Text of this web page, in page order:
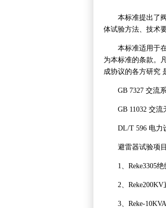
本标准提出了阀
体试验方法、技术
本标准适用于在
为本标准的条款。
成协议的各方研究
GB 7327 交流系
GB 11032 交流无
DL/T 596 电力
避雷器试验项目
1、Reke3305绝
2、Reke200KV
3、Reke-10KVA/